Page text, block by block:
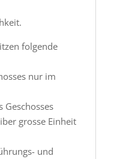
folgende
nur im
Geschosses
grosse Einheit
und